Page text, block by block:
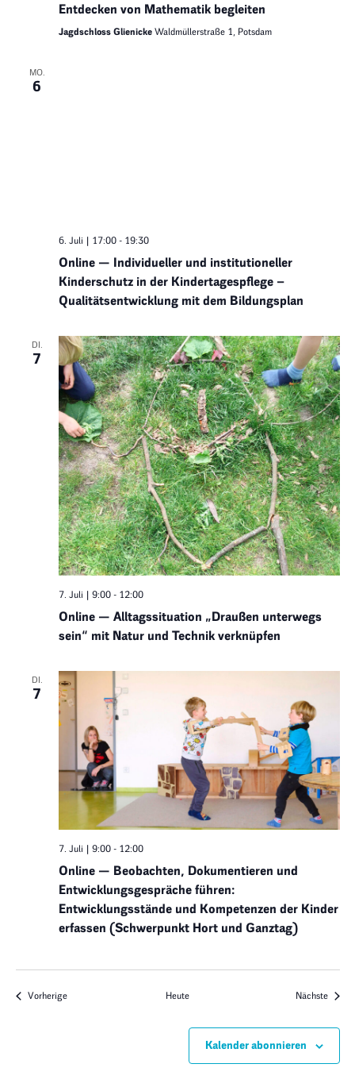
Entdecken von Mathematik begleiten
Jagdschloss Glienicke Waldmüllerstraße 1, Potsdam
MO.
6
6. Juli | 17:00- 19:30
Online — Individueller und institutioneller
Kinderschutz in der Kindertagespflege –
Qualitätsentwicklung mit dem Bildungsplan
DI.
7
7. Juli | 9:00- 12:00
Online — Alltagssituation „Draußen unterwegs
sein“ mit Natur und Technik verknüpfen
DI.
7
7. Juli | 9:00- 12:00
Online — Beobachten, Dokumentieren und
Entwicklungsgespräche führen:
Entwicklungsstände und Kompetenzen der Kinder
erfassen (Schwerpunkt Hort und Ganztag)
VorherigeVeranstaltungen Heute Nächste
Kalender abonnieren